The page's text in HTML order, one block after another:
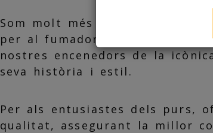
Som molt més que un estanc,
per al fumador i per al no
nostres encenedors de la
seva història i estil.
Per als entusiastes dels purs,
qualitat, assegurant la millor